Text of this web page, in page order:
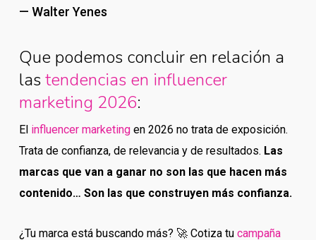
— Walter Yenes
Que podemos concluir en relación a
las tendencias en influencer
marketing 2026:
El influencer marketingen 2026 no trata de exposición.
Trata de confianza, de relevancia y de resultados. Las
marcas que van a ganar no son las que hacen más
contenido… Son las que construyen más confianza.
¿Tu marca está buscando más? 🚀 Cotiza tu campaña